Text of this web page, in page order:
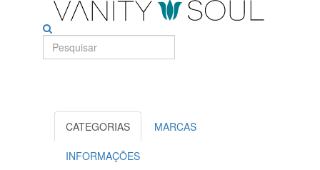
fundamentos
cuidados
CATEGORIAS MARCAS
INFORMAÇÕES